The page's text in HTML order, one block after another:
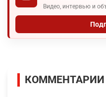
Видео, интервью и
КОММЕНТАРИИ